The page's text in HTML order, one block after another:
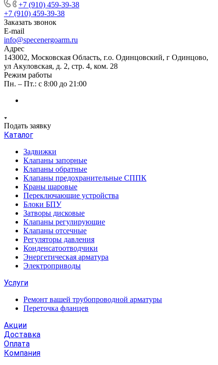
+7 (910) 459-39-38
+7 (910) 459-39-38
Заказать звонок
E-mail
info@specenergoarm.ru
Адрес
143002, Московская Область, г.о. Одинцовский, г Одинцово,
ул Акуловская, д. 2, стр. 4, ком. 28
Режим работы
Пн. – Пт.: с 8:00 до 21:00
Подать заявку
Каталог
Задвижки
Клапаны запорные
Клапаны обратные
Клапаны предохранительные СППК
Краны шаровые
Переключающие устройства
Блоки БПУ
Затворы дисковые
Клапаны регулирующие
Клапаны отсечные
Регуляторы давления
Конденсатоотводчики
Энергетическая арматура
Электроприводы
Услуги
Ремонт вашей трубопроводной арматуры
Переточка фланцев
Акции
Доставка
Оплата
Компания